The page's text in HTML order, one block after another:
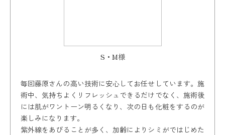
S・M様
毎回藤原さんの高い技術に安心してお任せしています。施
術中、気持ちよくリフレッシュできるだけでなく、施術後
には肌がワントーン明るくなり、次の日も化粧をするのが
楽しみになります。
紫外線をあびることが多く、加齢によりシミがではじめた